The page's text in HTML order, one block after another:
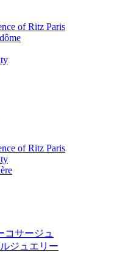
of Ritz Paris
of Ritz Paris
コサージュ
ジュエリー